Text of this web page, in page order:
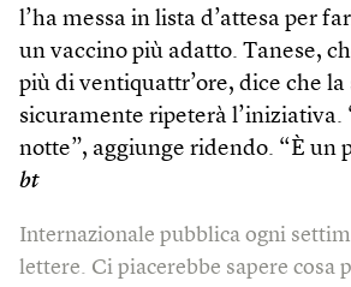
l’ha messa in lista d’attesa per
un vaccino più adatto. Tanese,
più di ventiquattr’ore, dice che la
sicuramente ripeterà l’iniziativa.
notte”, aggiunge ridendo. “È un
bt
Internazionale pubblica ogni
lettere. Ci piacerebbe sapere cosa